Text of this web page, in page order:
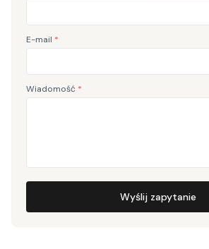
E-mail *
Wiadomość *
Wyślij zapytanie